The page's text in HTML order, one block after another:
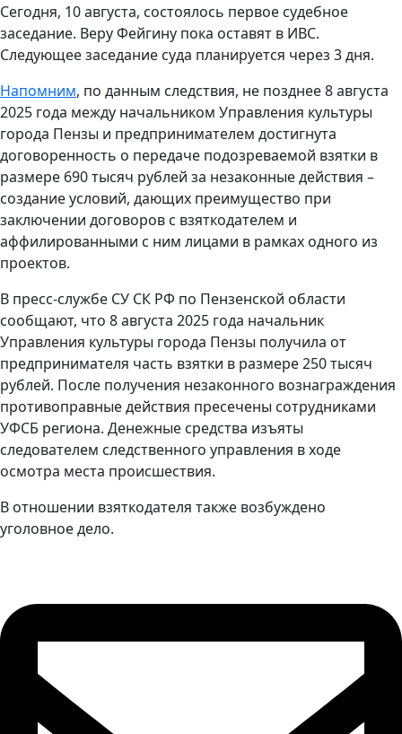
Сегодня, 10 августа, состоялось первое судебное
заседание. Веру Фейгину пока оставят в ИВС.
Следующее заседание суда планируется через 3 дня.
Напомним, по данным следствия, не позднее 8 августа
2025 года между начальником Управления культуры
города Пензы и предпринимателем достигнута
договоренность о передаче подозреваемой взятки в
размере 690 тысяч рублей за незаконные действия –
создание условий, дающих преимущество при
заключении договоров с взяткодателем и
аффилированными с ним лицами в рамках одного из
проектов.
В пресс-службе СУ СК РФ по Пензенской области
сообщают, что 8 августа 2025 года начальник
Управления культуры города Пензы получила от
предпринимателя часть взятки в размере 250 тысяч
рублей. После получения незаконного вознаграждения
противоправные действия пресечены сотрудниками
УФСБ региона. Денежные средства изъяты
следователем следственного управления в ходе
осмотра места происшествия.
В отношении взяткодателя также возбуждено
уголовное дело.